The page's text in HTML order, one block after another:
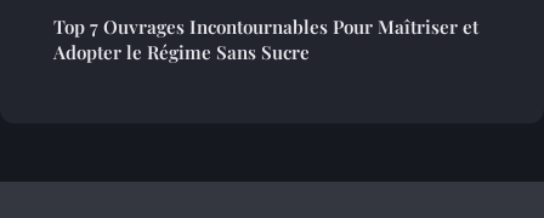
Top 7 Ouvrages Incontournables Pour Maîtriser et
Adopter le Régime Sans Sucre